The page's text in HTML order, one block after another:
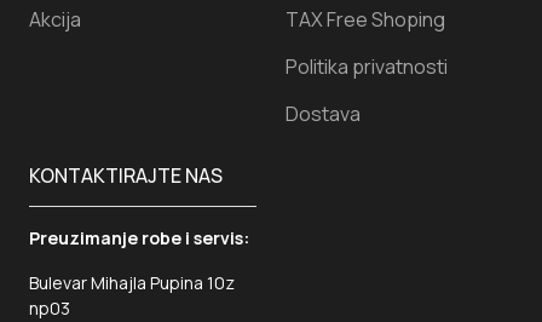
TAX Free Shoping
Politika privatnosti
Dostava
KONTAKTIRAJTE NAS
Preuzimanje robe i servis:
Bulevar Mihajla Pupina 10z
np03
Akcija